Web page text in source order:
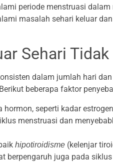
periode menstruasi
masalah sehari keluar
Sehari Tidak
dalam jumlah hari
beberapa faktor
hormon, seperti kadar
menstruasi dan
hipotiroidisme (kelenjar
berpengaruh juga pada